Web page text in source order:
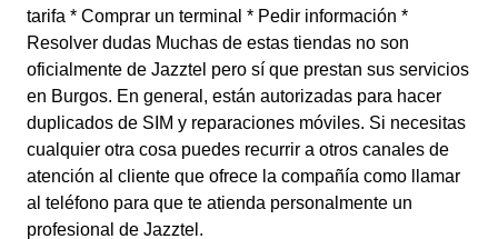
tarifa * Comprar un terminal * Pedir información *
Resolver dudas Muchas de estas tiendas no son
oficialmente de Jazztel pero sí que prestan sus servicios
en Burgos. En general, están autorizadas para hacer
duplicados de SIM y reparaciones móviles. Si necesitas
cualquier otra cosa puedes recurrir a otros canales de
atención al cliente que ofrece la compañía como llamar
al teléfono para que te atienda personalmente un
profesional de Jazztel.